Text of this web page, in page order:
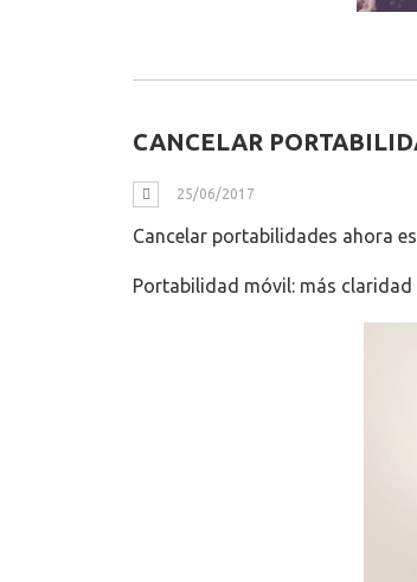
CANCELAR
25/06/2017
Cancelar portabilidades ahora
Portabilidad móvil: más claridad